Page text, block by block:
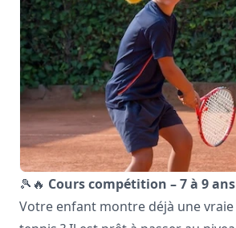
🎾🔥 Cours compétition – 7 à 9 ans
Votre enfant montre déjà une